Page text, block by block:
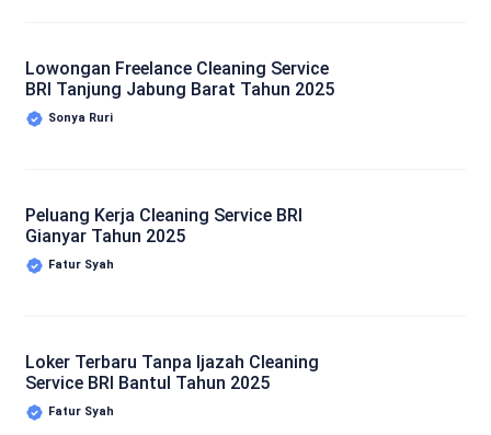
Lowongan Freelance Cleaning Service
BRI Tanjung Jabung Barat Tahun 2025
Sonya Ruri
Peluang Kerja Cleaning Service BRI
Gianyar Tahun 2025
Fatur Syah
Loker Terbaru Tanpa Ijazah Cleaning
Service BRI Bantul Tahun 2025
Fatur Syah